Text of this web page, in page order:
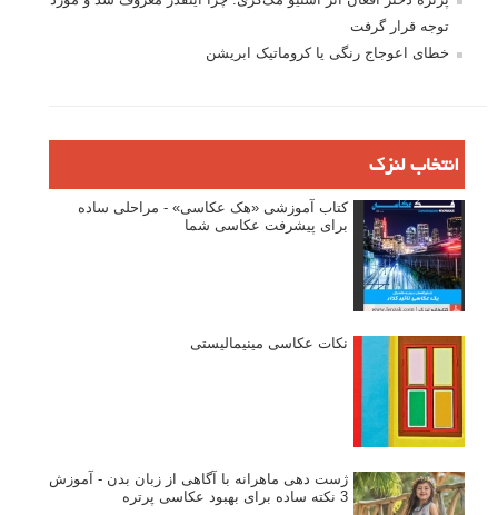
توجه قرار گرفت
خطای اعوجاج رنگی یا کروماتیک ابریشن
انتخاب لنزک
کتاب آموزشی «هک عکاسی» - مراحلی ساده
برای پیشرفت عکاسی شما
نکات عکاسی مینیمالیستی
ژست دهی ماهرانه با آگاهی از زبان بدن - آموزش
3 نکته ساده برای بهبود عکاسی پرتره